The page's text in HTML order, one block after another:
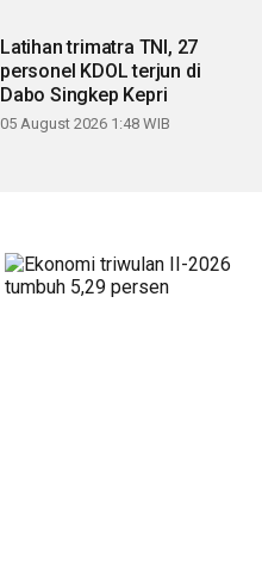
Latihan trimatra TNI, 27
personel KDOL terjun di
Dabo Singkep Kepri
05 August 2026 1:48 WIB